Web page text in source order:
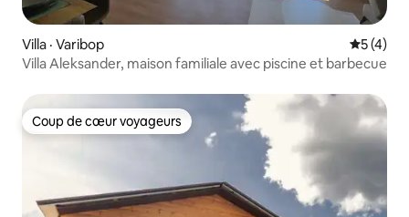
Villa · Varibop Note
5 (4)
Villa Aleksander, maison familiale avec piscine et barbecue
Coup de cœur voyageurs
Coup de cœur voyageurs